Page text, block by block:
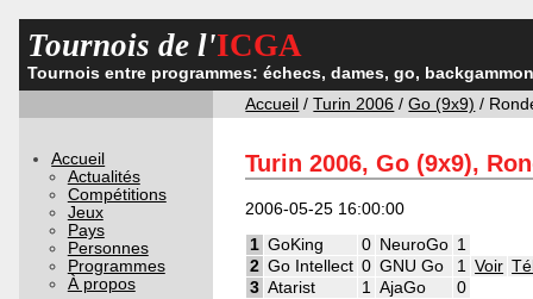
Tournois de l'ICGA
Tournois entre programmes: échecs, dames, go,
Accueil /Turin 2006 /Go (9x9) /
Accueil
Actualités
Compétitions
Jeux
Pays
Personnes
Programmes
À propos
Turin 2006, Go (9x9),
2006-05-25 16:00:00
1 GoKing 0 NeuroGo 1
2 Go Intellect 0 GNU Go 1 Voir
3 Atarist 1 AjaGo
0